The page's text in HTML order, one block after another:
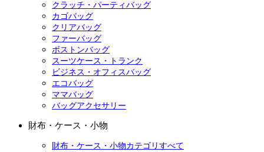
クラッチ・パーティバッグ
カゴバッグ
クリアバッグ
ファーバッグ
ボストンバッグ
スーツケース・トランク
ビジネス・オフィスバッグ
エコバッグ
ママバッグ
バッグアクセサリー
財布・ケース・小物
財布・ケース・小物カテゴリすべて